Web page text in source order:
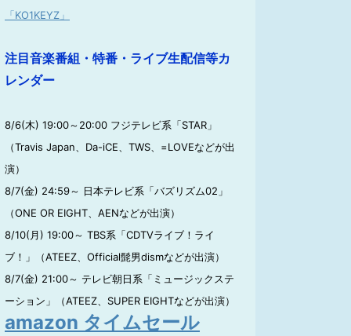
「KO1KEYZ」
注目音楽番組・特番・ライブ生配信等カ
レンダー
8/6(木) 19:00～20:00 フジテレビ系「STAR」
（Travis Japan、Da-iCE、TWS、=LOVEなどが出
演）
8/7(金) 24:59～ 日本テレビ系「バズリズム02」
（ONE OR EIGHT、AENなどが出演）
8/10(月) 19:00～ TBS系「CDTVライブ！ライ
ブ！」（ATEEZ、Official髭男dismなどが出演）
8/7(金) 21:00～ テレビ朝日系「ミュージックステ
ーション」（ATEEZ、SUPER EIGHTなどが出演）
amazon タイムセール